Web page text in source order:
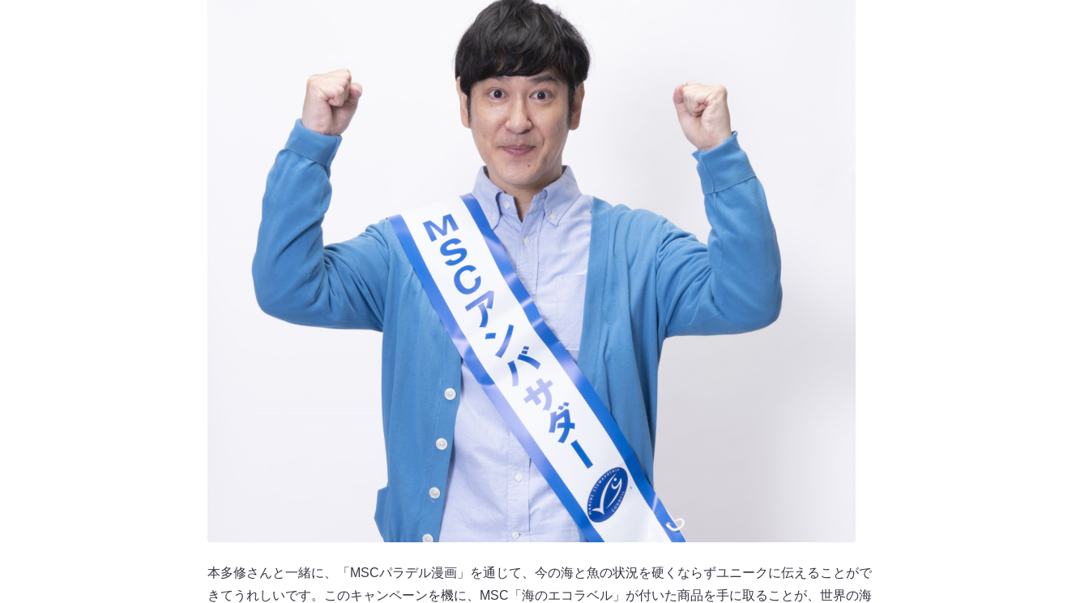
本多修さんと一緒に、「MSCパラデル漫画」を通じて、今の海と魚の状況を硬くならずユニークに伝えることがで
きてうれしいです。このキャンペーンを機に、MSC「海のエコラベル」が付いた商品を手に取ることが、世界の海